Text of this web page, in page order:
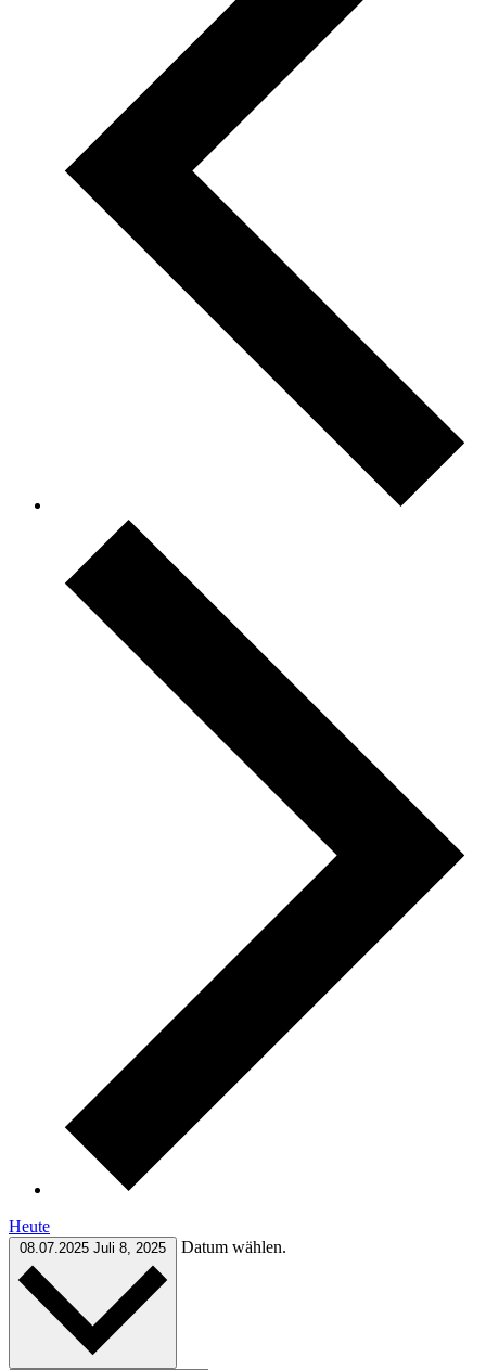
Heute
08.07.2025 Juli 8, 2025 Datum wählen.